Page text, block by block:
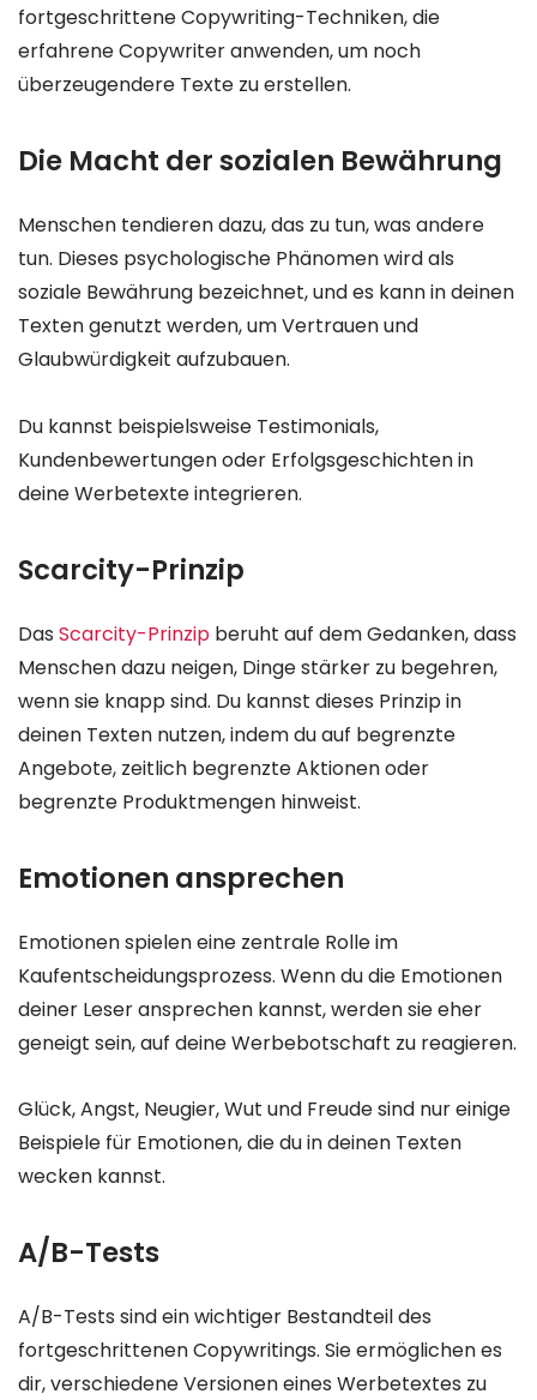
fortgeschrittene Copywriting-Techniken, die
erfahrene Copywriter anwenden, um noch
überzeugendere Texte zu erstellen.
Die Macht der sozialen Bewährung
Menschen tendieren dazu, das zu tun, was andere
tun. Dieses psychologische Phänomen wird als
soziale Bewährung bezeichnet, und es kann in deinen
Texten genutzt werden, um Vertrauen und
Glaubwürdigkeit aufzubauen.
Du kannst beispielsweise Testimonials,
Kundenbewertungen oder Erfolgsgeschichten in
deine Werbetexte integrieren.
Scarcity-Prinzip
Das Scarcity-Prinzip beruht auf dem Gedanken, dass
Menschen dazu neigen, Dinge stärker zu begehren,
wenn sie knapp sind. Du kannst dieses Prinzip in
deinen Texten nutzen, indem du auf begrenzte
Angebote, zeitlich begrenzte Aktionen oder
begrenzte Produktmengen hinweist.
Emotionen ansprechen
Emotionen spielen eine zentrale Rolle im
Kaufentscheidungsprozess. Wenn du die Emotionen
deiner Leser ansprechen kannst, werden sie eher
geneigt sein, auf deine Werbebotschaft zu reagieren.
Glück, Angst, Neugier, Wut und Freude sind nur einige
Beispiele für Emotionen, die du in deinen Texten
wecken kannst.
A/B-Tests
A/B-Tests sind ein wichtiger Bestandteil des
fortgeschrittenen Copywritings. Sie ermöglichen es
dir, verschiedene Versionen eines Werbetextes zu